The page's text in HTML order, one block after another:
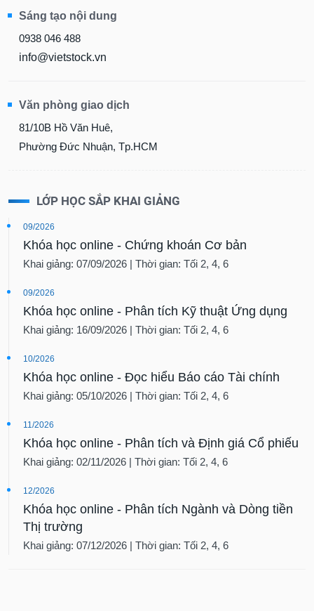
Sáng tạo nội dung
0938 046 488
info@vietstock.vn
Văn phòng giao dịch
81/10B Hồ Văn Huê,
Phường Đức Nhuận, Tp.HCM
LỚP HỌC SẮP KHAI GIẢNG
09/2026
Khóa học online - Chứng khoán Cơ bản
Khai giảng: 07/09/2026 | Thời gian: Tối 2, 4, 6
09/2026
Khóa học online - Phân tích Kỹ thuật Ứng dụng
Khai giảng: 16/09/2026 | Thời gian: Tối 2, 4, 6
10/2026
Khóa học online - Đọc hiểu Báo cáo Tài chính
Khai giảng: 05/10/2026 | Thời gian: Tối 2, 4, 6
11/2026
Khóa học online - Phân tích và Định giá Cổ phiếu
Khai giảng: 02/11/2026 | Thời gian: Tối 2, 4, 6
12/2026
Khóa học online - Phân tích Ngành và Dòng tiền
Thị trường
Khai giảng: 07/12/2026 | Thời gian: Tối 2, 4, 6